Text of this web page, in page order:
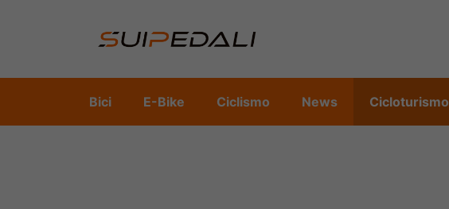
Bici E-Bike Ciclismo News Cicloturismo